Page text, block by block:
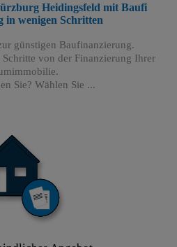
Heidingsfeld mit Baufi
in wenigen Schritten
günstigen Baufinanzierung.
Schritte von der Finanzierung Ihrer
Sie? Wählen Sie ...